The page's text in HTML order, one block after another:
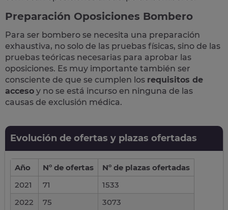
Preparación Oposiciones Bombero
Para ser bombero se necesita una preparación
exhaustiva, no solo de las pruebas físicas, sino de las
pruebas teóricas necesarias para aprobar las
oposiciones. Es muy importante también ser
consciente de que se cumplen los requisitos de
acceso y no se está incurso en ninguna de las
causas de exclusión médica.
Evolución de ofertas y plazas ofertadas
Año Nº de ofertas
Nº de plazas ofertadas
2021
71
1533
2022
75 3073